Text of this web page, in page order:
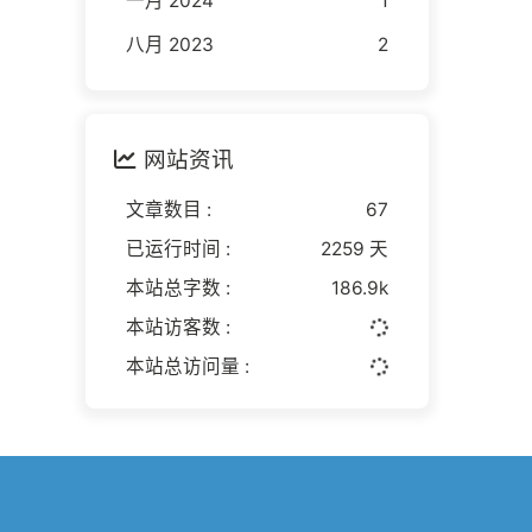
八月 2023
2
网站资讯
文章数目 :
67
已运行时间 :
2259 天
本站总字数 :
186.9k
本站访客数 :
本站总访问量 :